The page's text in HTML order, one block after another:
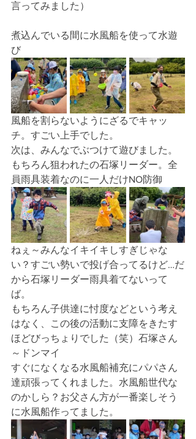
言ってみました）
煮込んでいる間に水風船を使って水遊
び
風船を割らないようにざるでキャッ
チ。すごい上手でした。
次は、みんなでぶつけて遊びました。
もちろん狙われたの石塚リーダー。全
員雨具装着なのに一人だけNO防御
ねぇ～みんなイキイキしすぎじゃな
い？すごい勢いで投げ合ってるけど…だ
から石塚リーダー雨具着てないって
ば。
もちろん子供達に忖度などという考え
はなく、この後の活動に支障をきたす
ほどびっちょりでした（笑）石塚さん
～ドンマイ
すぐになくなる水風船補充にパパさん
達頑張ってくれました。水風船世代な
のかしら？お父さん方が一番楽しそう
に水風船作ってました。